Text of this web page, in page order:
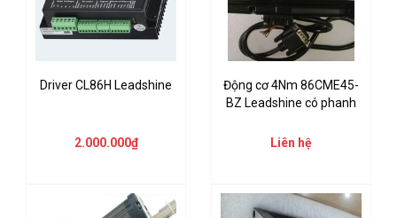
Driver CL86H Leadshine
2.000.000₫
Động cơ 4Nm 86CME45-
BZ Leadshine có phanh
Liên hệ